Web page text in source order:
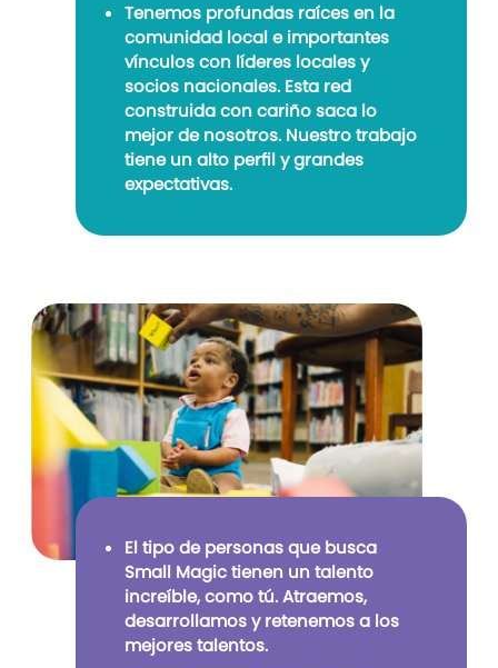
Tenemos profundas raíces en la
comunidad local e importantes
vínculos con líderes locales y
socios nacionales. Esta red
construida con cariño saca lo
mejor de nosotros. Nuestro trabajo
tiene un alto perfil y grandes
expectativas.
El tipo de personas que busca
Small Magic tienen un talento
increíble, como tú. Atraemos,
desarrollamos y retenemos a los
mejores talentos.